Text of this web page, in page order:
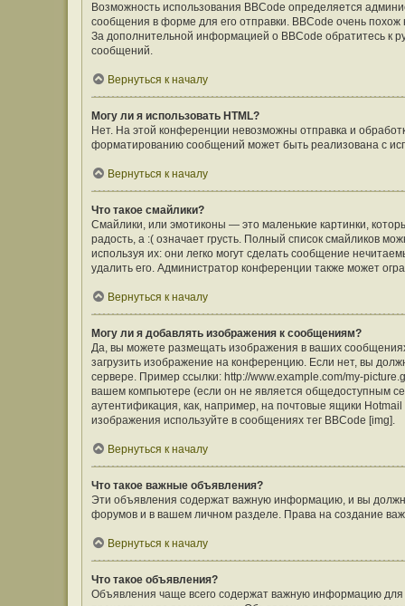
Возможность использования BBCode определяется
сообщения в форме для его отправки. BBCode очень похож
За дополнительной информацией о BBCode обратитесь к
сообщений.
Вернуться к началу
Могу ли я использовать HTML?
Нет. На этой конференции невозможны отправка и
форматированию сообщений может быть реализована с
Вернуться к началу
Что такое смайлики?
Смайлики, или эмотиконы — это маленькие картинки,
радость, а :( означает грусть. Полный список смайликов
используя их: они легко могут сделать сообщение
удалить его. Администратор конференции также может
Вернуться к началу
Могу ли я добавлять изображения к сообщениям?
Да, вы можете размещать изображения в ваших
загрузить изображение на конференцию. Если нет, вы
сервере. Пример ссылки: http://www.example.com/my-
вашем компьютере (если он не является общедоступным
аутентификация, как, например, на почтовые ящики
изображения используйте в сообщениях тег BBCode [img].
Вернуться к началу
Что такое важные объявления?
Эти объявления содержат важную информацию, и вы
форумов и в вашем личном разделе. Права на создание
Вернуться к началу
Что такое объявления?
Объявления чаще всего содержат важную информацию